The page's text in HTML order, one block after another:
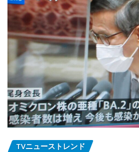
TVニューストレンド